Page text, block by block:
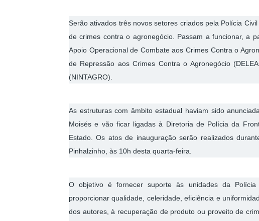
Serão ativados três novos setores criados pela Polícia
de crimes contra o agronegócio. Passam a funcionar, a
Apoio Operacional de Combate aos Crimes Contra o
de Repressão aos Crimes Contra o Agronegócio
(NINTAGRO).
As estruturas com âmbito estadual haviam sido
Moisés e vão ficar ligadas à Diretoria de Polícia da
Estado. Os atos de inauguração serão realizados
Pinhalzinho, às 10h desta quarta-feira.
O objetivo é fornecer suporte às unidades da Polícia
proporcionar qualidade, celeridade, eficiência e
dos autores, à recuperação de produto ou proveito de